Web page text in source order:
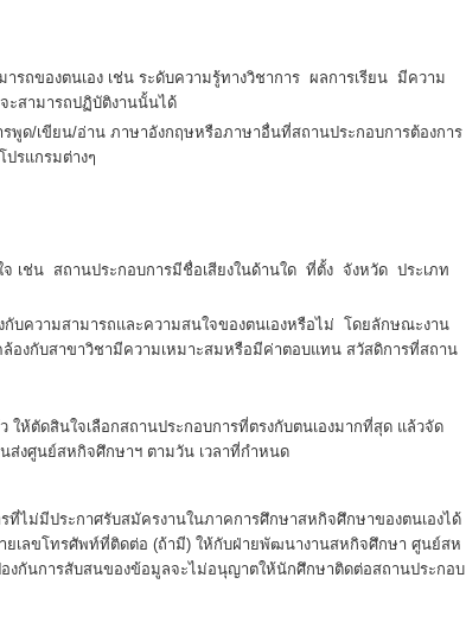
ถของตนเอง เช่น ระดับความรู้ทางวิชาการ ผลการเรียน มีความ
สามารถปฏิบัติงานนั้นได้
พูด/เขียน/อ่าน ภาษาอังกฤษหรือภาษาอื่นที่สถานประกอบการต้องการ
รแกรมต่างๆ
เช่น สถานประกอบการมีชื่อเสียงในด้านใด ที่ตั้ง จังหวัด ประเภท
บความสามารถและความสนใจของตนเองหรือไม่ โดยลักษณะงาน
องกับสาขาวิชามีความเหมาะสมหรือมีค่าตอบแทน สวัสดิการที่สถาน
ให้ตัดสินใจเลือกสถานประกอบการที่ตรงกับตนเองมากที่สุด แล้วจัด
ส่งศูนย์สหกิจศึกษาฯ ตามวัน เวลาที่กำหนด
ไม่มีประกาศรับสมัครงานในภาคการศึกษาสหกิจศึกษาของตนเองได้
เลขโทรศัพท์ที่ติดต่อ (ถ้ามี) ให้กับฝ่ายพัฒนางานสหกิจศึกษา ศูนย์สห
งกันการสับสนของข้อมูลจะไม่อนุญาตให้นักศึกษาติดต่อสถานประกอบ